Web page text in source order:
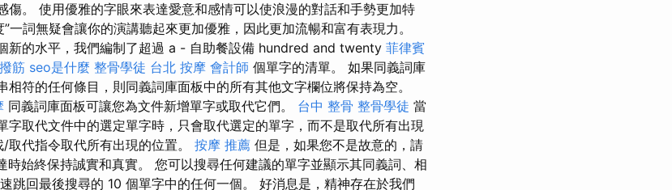
傷。 使用優雅的字眼來表達愛意和感情可以使浪漫的對話和手勢更加特
一詞無疑會讓你的演講聽起來更加優雅，因此更加流暢和富有表現力。
新的水平，我們編制了超過 a - 自助餐設備 hundred and twenty 菲律賓
筋 seo是什麼 整骨學徒 台北 按摩 會計師 個單字的清單。 如果同義詞庫
相符的任何條目，則同義詞庫面板中的所有其他文字欄位將保持為空。
同義詞庫面板可讓您為文件新增單字或取代它們。 台中 整骨 整骨學徒 當
字取代文件中的選定單字時，只會取代選定的單字，而不是取代所有出現
取代指令取代所有出現的位置。 按摩 推薦 但是，如果您不是故意的，請
時始終保持誠實和真實。 您可以搜尋任何建議的單字並顯示其同義詞、相
跳回最後搜尋的 10 個單字中的任何一個。 好消息是，精神存在於我們